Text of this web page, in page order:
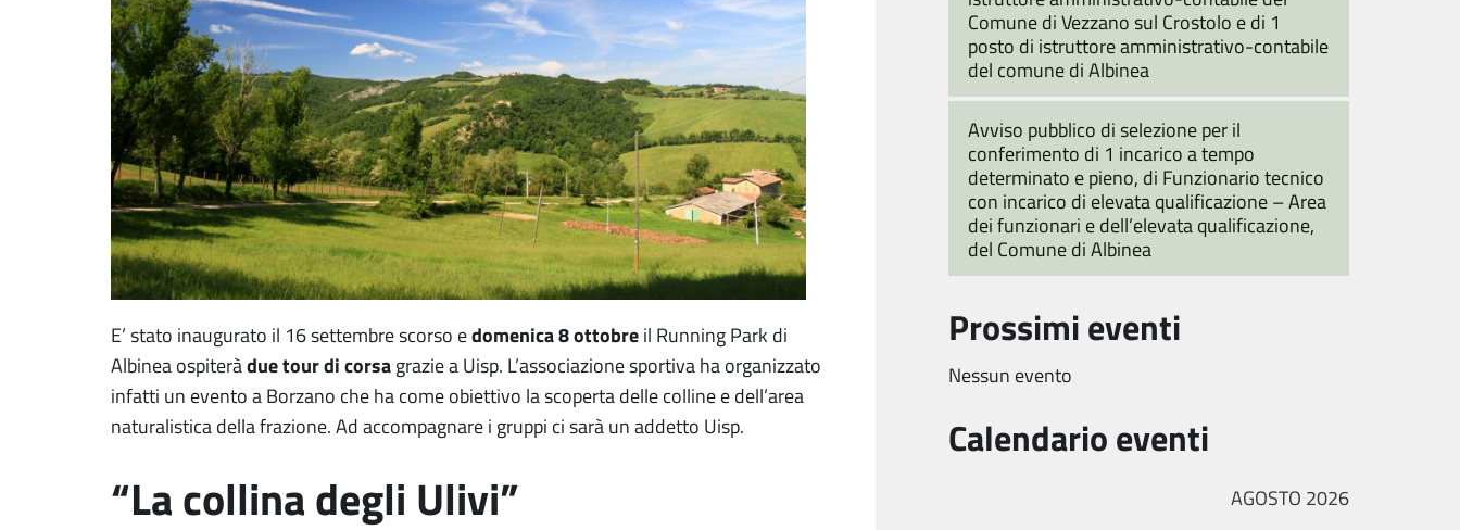
E’ stato inaugurato il 16 settembre scorso edomenica 8 ottobre il Running Park di
Albinea ospiterà due tour di corsa grazie a Uisp. L’associazione sportiva ha organizzato
infatti un evento a Borzano che ha come obiettivo la scoperta delle colline e dell’area
naturalistica della frazione. Ad accompagnare i gruppi ci sarà un addetto Uisp.
“La collina degli Ulivi”
Comune di Vezzano sul Crostolo e di 1
posto di istruttore amministrativo-contabile
del comune di Albinea
Avviso pubblico di selezione per il
conferimento di 1 incarico a tempo
determinato e pieno, di Funzionario tecnico
con incarico di elevata qualificazione – Area
dei funzionari e dell’elevata qualificazione,
del Comune di Albinea
Prossimi eventi
Nessun evento
Calendario eventi
AGOSTO 2026